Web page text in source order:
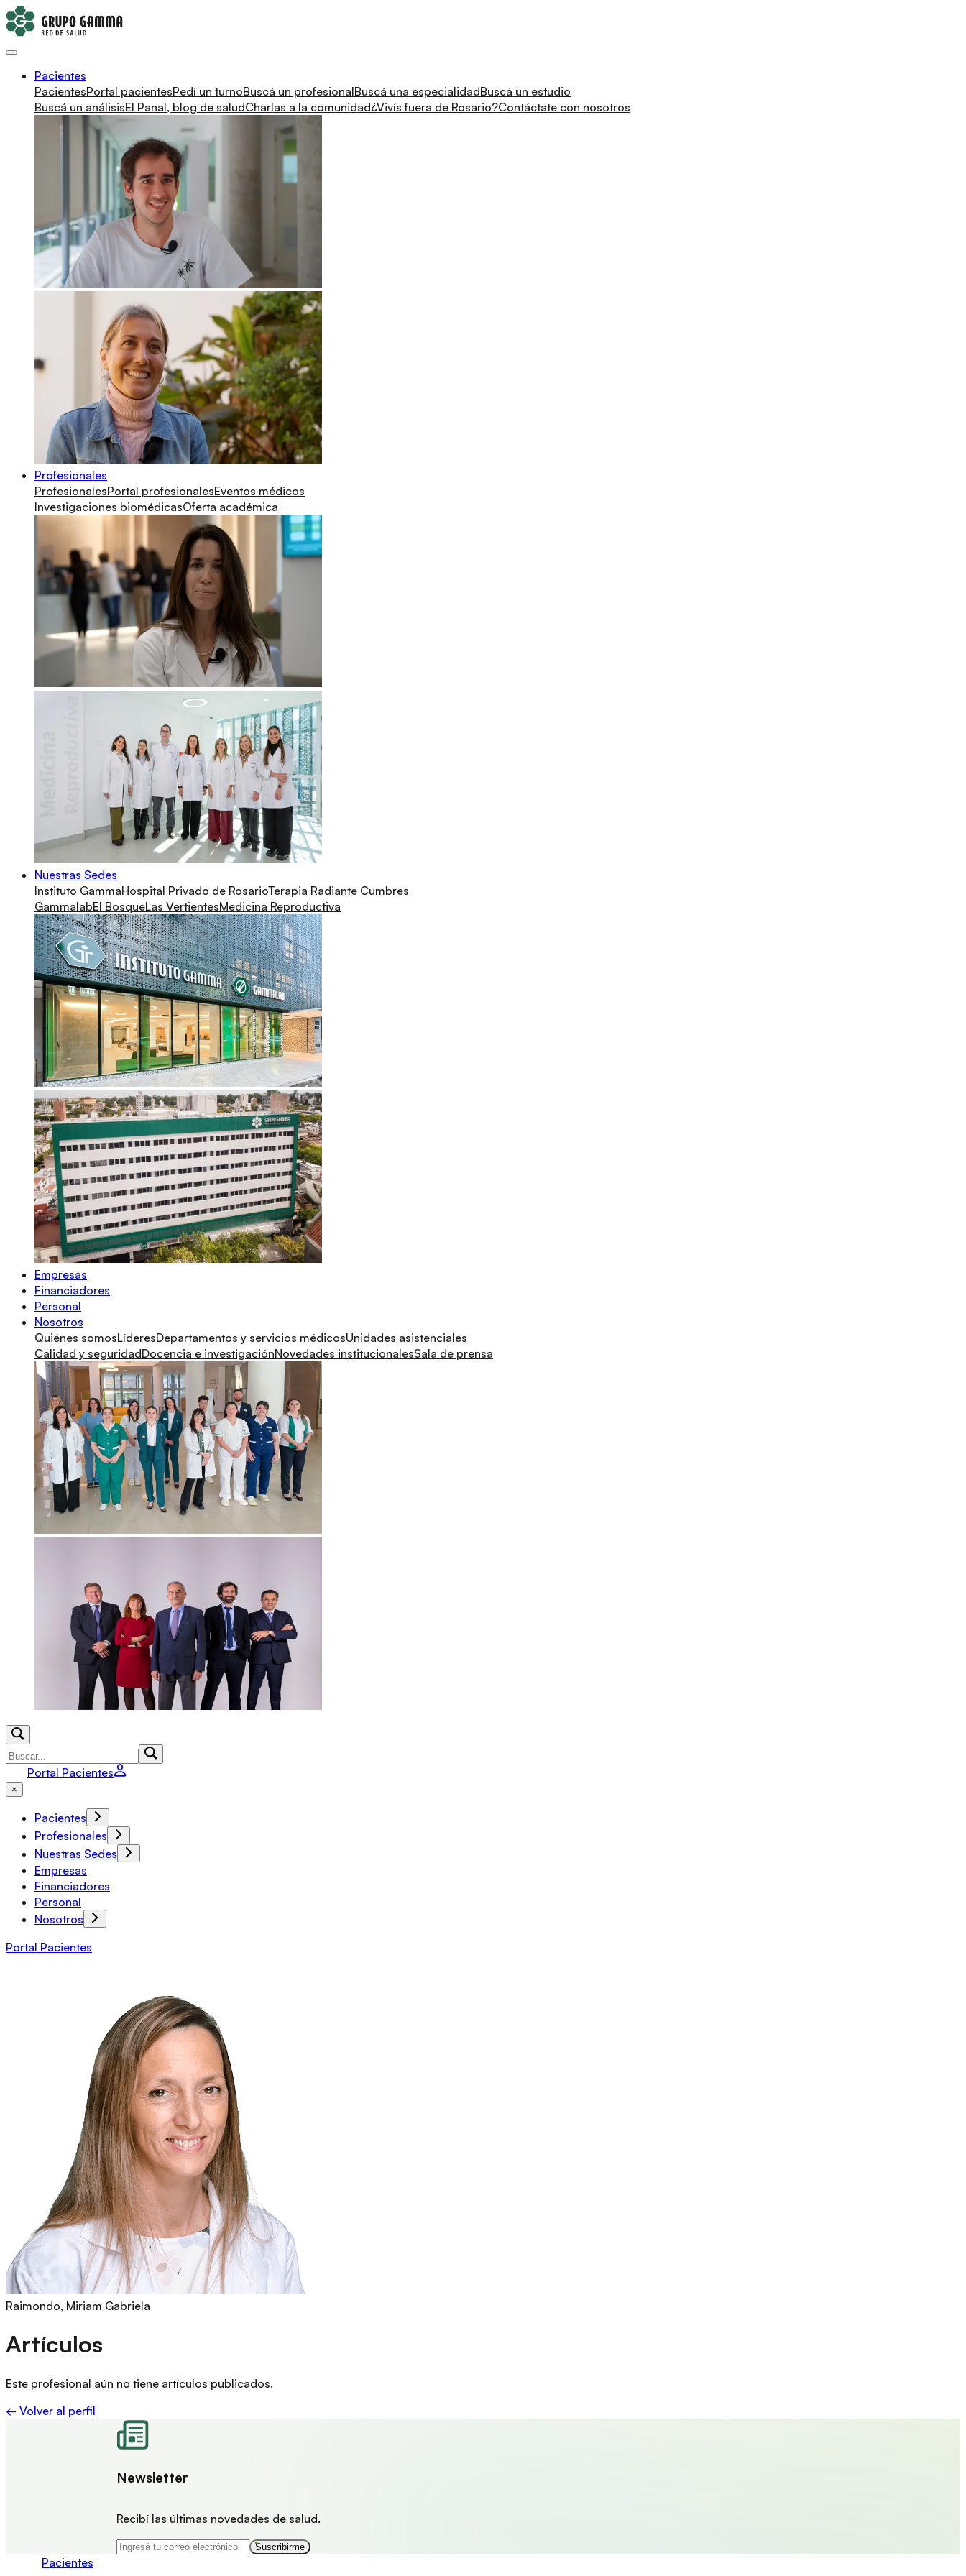
Pacientes
PacientesPortal pacientesPedí un turnoBuscá un profesionalBuscá una especialidadBuscá un estudio
Buscá un análisisEl Panal, blog de saludCharlas a la comunidad¿Vivís fuera de Rosario?Contáctate con nosotros
Profesionales
ProfesionalesPortal profesionalesEventos médicos
Investigaciones biomédicasOferta académica
Nuestras Sedes
Instituto GammaHospital Privado de RosarioTerapia Radiante Cumbres
GammalabEl BosqueLas VertientesMedicina Reproductiva
Empresas
Financiadores
Personal
Nosotros
Quiénes somosLíderesDepartamentos y servicios médicosUnidades asistenciales
Calidad y seguridadDocencia e investigaciónNovedades institucionalesSala de prensa
Portal Pacientes
×
Pacientes
Profesionales
Nuestras Sedes
Empresas
Financiadores
Personal
Nosotros
Portal Pacientes
Raimondo, Miriam Gabriela
Artículos
Este profesional aún no tiene artículos publicados.
← Volver al perfil
Newsletter
Recibí las últimas novedades de salud.
Suscribirme
Pacientes